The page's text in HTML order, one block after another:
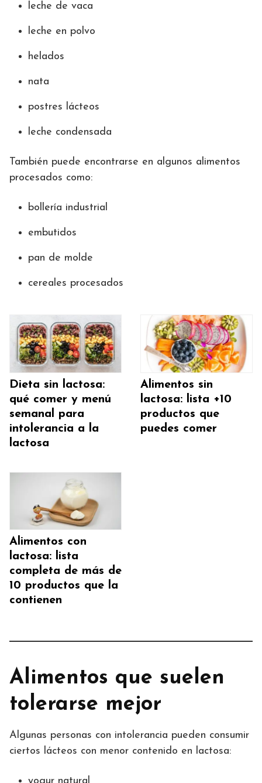
leche de vaca
leche en polvo
helados
nata
postres lácteos
leche condensada
También puede encontrarse en algunos alimentos
procesados como:
bollería industrial
embutidos
pan de molde
cereales procesados
Dieta sin lactosa:
qué comer y menú
semanal para
intolerancia a la
lactosa
Alimentos sin
lactosa: lista +10
productos que
puedes comer
Alimentos con
lactosa: lista
completa de más de
10 productos que la
contienen
Alimentos que suelen
tolerarse mejor
Algunas personas con intolerancia pueden consumir
ciertos lácteos con menor contenido en lactosa: